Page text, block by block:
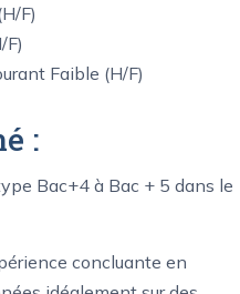
F)
F)
Faible (H/F)
:
Bac+4 à Bac + 5 dans le
concluante en